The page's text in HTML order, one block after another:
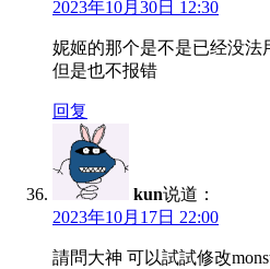
2023年10月30日 12:30
妮姬的那个是不是已经没法
但是也不报错
回复
kun说道：
2023年10月17日 22:00
請問大神 可以試試修改